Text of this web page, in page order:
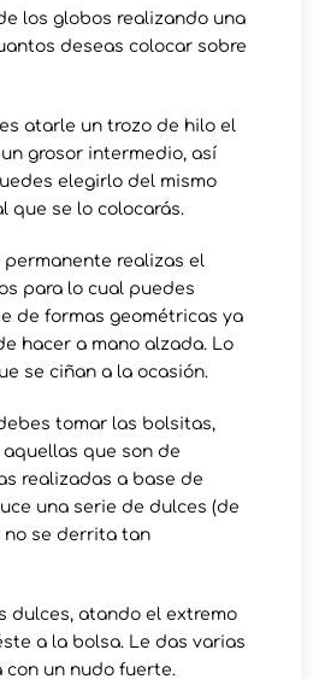
los globos realizando una
deseas colocar sobre
atarle un trozo de hilo el
grosor intermedio, así
elegirlo del mismo
que se lo colocarás.
permanente realizas el
para lo cual puedes
de formas geométricas ya
hacer a mano alzada. Lo
se ciñan a la ocasión.
tomar las bolsitas,
que son de
realizadas a base de
una serie de dulces (de
no se derrita tan
dulces, atando el extremo
a la bolsa. Le das varias
con un nudo fuerte.